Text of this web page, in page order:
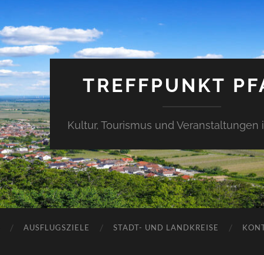
TREFFPUNKT
Kultur, Tourismus und Veranstaltungen
AUSFLUGSZIELE STADT- UND LANDKREISE